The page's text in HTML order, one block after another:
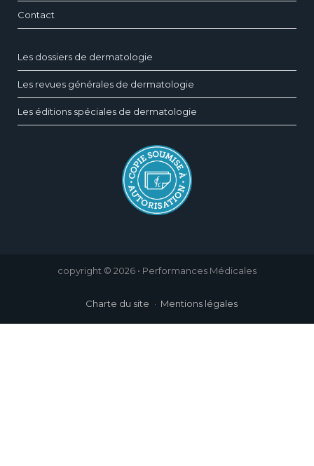
Contact
Les dossiers de dermatologie
Les revues générales de dermatologie
Les éditions spéciales de dermatologie
copyright © 2026 • Performances Médicales
Charte du site Mentions légales